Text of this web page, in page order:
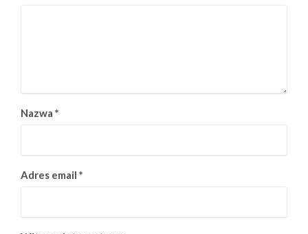
Nazwa *
Adres email *